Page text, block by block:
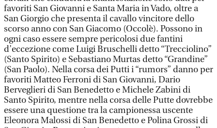
favoriti San Giovanni e Santa Maria in Vado, oltre a
San Giorgio che presenta il cavallo vincitore dello
scorso anno con San Giacomo (Occolè). Possono in
ogni caso essere sempre pericolosi due fantini
d’eccezione come Luigi Bruschelli detto “Trecciolino”
(Santo Spirito) e Sebastiano Murtas detto “Grandine”
(San Paolo). Nella corsa dei Putti i “rumors” danno per
favoriti Matteo Ferroni di San Giovanni, Dario
Berveglieri di San Benedetto e Michele Zabini di
Santo Spirito, mentre nella corsa delle Putte dovrebbe
essere una questione tra la campionessa uscente
Eleonora Malossi di San Benedetto e Polina Grossi di